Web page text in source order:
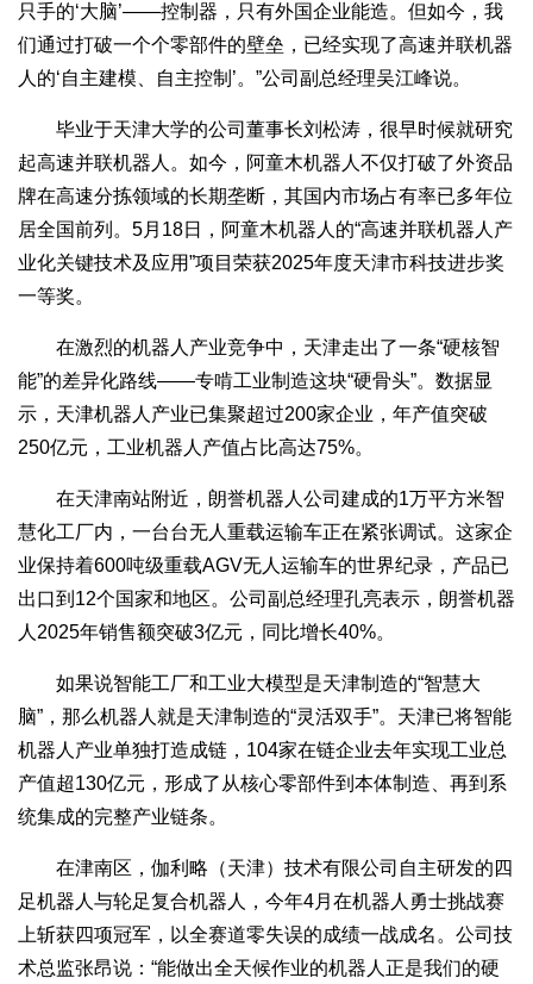
只手的‘大脑’——控制器，只有外国企业能造。但如今，我
们通过打破一个个零部件的壁垒，已经实现了高速并联机器
人的‘自主建模、自主控制’。”公司副总经理吴江峰说。
毕业于天津大学的公司董事长刘松涛，很早时候就研究
起高速并联机器人。如今，阿童木机器人不仅打破了外资品
牌在高速分拣领域的长期垄断，其国内市场占有率已多年位
居全国前列。5月18日，阿童木机器人的“高速并联机器人产
业化关键技术及应用”项目荣获2025年度天津市科技进步奖
一等奖。
在激烈的机器人产业竞争中，天津走出了一条“硬核智
能”的差异化路线——专啃工业制造这块“硬骨头”。数据显
示，天津机器人产业已集聚超过200家企业，年产值突破
250亿元，工业机器人产值占比高达75%。
在天津南站附近，朗誉机器人公司建成的1万平方米智
慧化工厂内，一台台无人重载运输车正在紧张调试。这家企
业保持着600吨级重载AGV无人运输车的世界纪录，产品已
出口到12个国家和地区。公司副总经理孔亮表示，朗誉机器
人2025年销售额突破3亿元，同比增长40%。
如果说智能工厂和工业大模型是天津制造的“智慧大
脑”，那么机器人就是天津制造的“灵活双手”。天津已将智能
机器人产业单独打造成链，104家在链企业去年实现工业总
产值超130亿元，形成了从核心零部件到本体制造、再到系
统集成的完整产业链条。
在津南区，伽利略（天津）技术有限公司自主研发的四
足机器人与轮足复合机器人，今年4月在机器人勇士挑战赛
上斩获四项冠军，以全赛道零失误的成绩一战成名。公司技
术总监张昂说：“能做出全天候作业的机器人正是我们的硬